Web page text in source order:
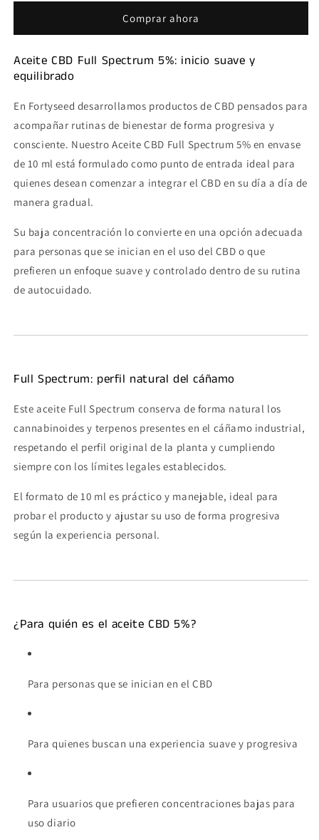
5%
Spectrum
5%
Comprar ahora
Aceite CBD Full Spectrum 5%: inicio suave y
equilibrado
En Fortyseed desarrollamos productos de CBD pensados para
acompañar rutinas de bienestar de forma progresiva y
consciente. Nuestro Aceite CBD Full Spectrum 5% en envase
de 10 ml está formulado como punto de entrada ideal para
quienes desean comenzar a integrar el CBD en su día a día de
manera gradual.
Su baja concentración lo convierte en una opción adecuada
para personas que se inician en el uso del CBD o que
prefieren un enfoque suave y controlado dentro de su rutina
de autocuidado.
Full Spectrum: perfil natural del cáñamo
Este aceite Full Spectrum conserva de forma natural los
cannabinoides y terpenos presentes en el cáñamo industrial,
respetando el perfil original de la planta y cumpliendo
siempre con los límites legales establecidos.
El formato de 10 ml es práctico y manejable, ideal para
probar el producto y ajustar su uso de forma progresiva
según la experiencia personal.
¿Para quién es el aceite CBD 5%?
Para personas que se inician en el CBD
Para quienes buscan una experiencia suave y progresiva
Para usuarios que prefieren concentraciones bajas para
uso diario